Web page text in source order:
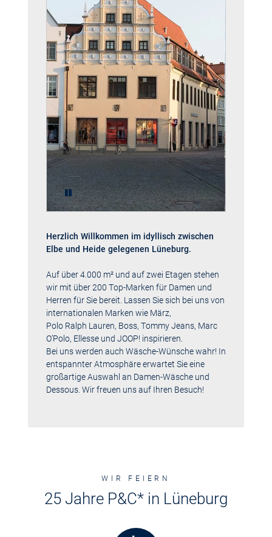
Pause
Herzlich Willkommen im idyllisch zwischen
Elbe und Heide gelegenen Lüneburg.
Auf über 4.000 m² und auf zwei Etagen stehen
wir mit über 200 Top-Marken für Damen und
Herren für Sie bereit. Lassen Sie sich bei uns von
internationalen Marken wie März,
Polo Ralph Lauren, Boss, Tommy Jeans, Marc
O’Polo, Ellesse und JOOP! inspirieren.
Bei uns werden auch Wäsche-Wünsche wahr! In
entspannter Atmosphäre erwartet Sie eine
großartige Auswahl an Damen-Wäsche und
Dessous. Wir freuen uns auf Ihren Besuch!
WIR FEIERN
25 Jahre P&C* in Lüneburg